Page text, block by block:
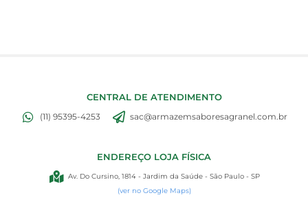
CENTRAL DE ATENDIMENTO
(11) 95395-4253 sac@armazemsaboresagranel.com.br
ENDEREÇO LOJA FÍSICA
Av. Do Cursino, 1814 - Jardim da Saúde - São Paulo - SP
(ver no Google Maps)